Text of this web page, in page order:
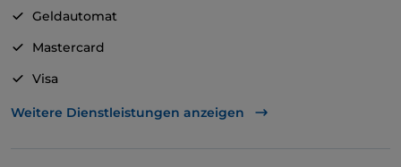
Geldautomat
Mastercard
Visa
Es wird Englisch gesprochen
Weitere Dienstleistungen anzeigen